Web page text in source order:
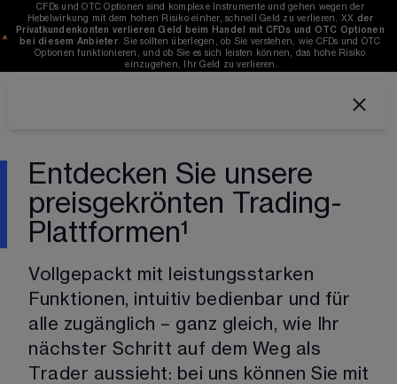
CFDs und OTC Optionen sind komplexe Instrumente und gehen wegen der
Hebelwirkung mit dem hohen Risiko einher, schnell Geld zu verlieren. XX der
Privatkundenkonten verlieren Geld beim Handel mit CFDs und OTC Optionen
bei diesem Anbieter. Sie sollten überlegen, ob Sie verstehen, wie CFDs und OTC
Optionen funktionieren, und ob Sie es sich leisten können, das hohe Risiko
einzugehen, Ihr Geld zu verlieren.
Entdecken Sie unsere
preisgekrönten Trading-
Plattformen¹
Vollgepackt mit leistungsstarken
Funktionen, intuitiv bedienbar und für
alle zugänglich – ganz gleich, wie Ihr
nächster Schritt auf dem Weg als
Trader aussieht: bei uns können Sie mit